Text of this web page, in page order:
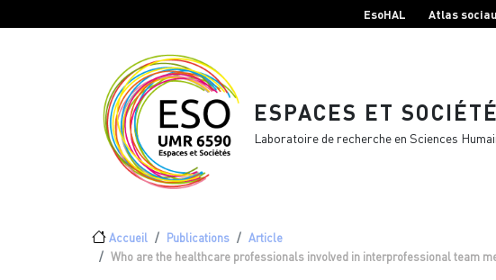
EsoHAL Atlas
ESPACES ET
Laboratoire de recherche en Sciences
Fil d'Ariane
Accueil Publications
Article
Who are the healthcare professionals involved in interprofessional team